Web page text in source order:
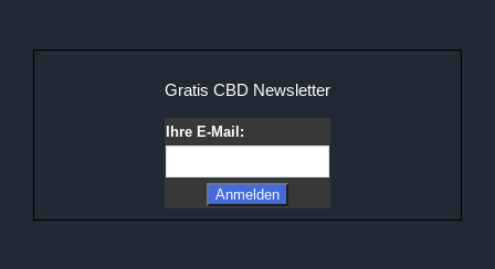
Gratis CBD Newsletter
Ihre E-Mail: